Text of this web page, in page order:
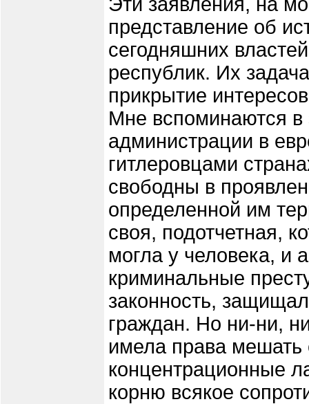
представление об
сегодняшних
республик. Их
прикрытие
Мне вспоминаются в
администрации в
гитлеровцами
свободны в
определенной им
своя, подотчетная,
могла у человека, и
криминальные
законность,
граждан. Но ни-ни,
имела права мешать
концентрационные
корню всякое